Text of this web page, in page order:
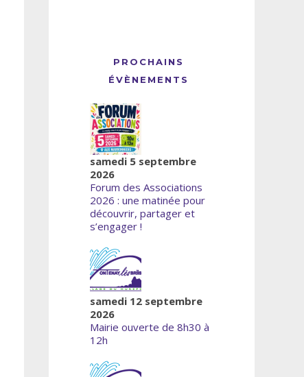
PROCHAINS
ÉVÈNEMENTS
samedi 5 septembre
2026
Forum des Associations
2026 : une matinée pour
découvrir, partager et
s’engager !
samedi 12 septembre
2026
Mairie ouverte de 8h30 à
12h